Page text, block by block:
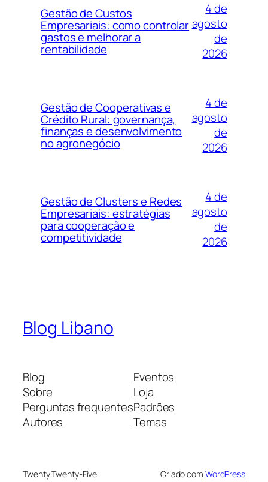
Gestão de Custos
Empresariais: como controlar
gastos e melhorar a
rentabilidade
4 de
agosto
de
2026
Gestão de Cooperativas e
Crédito Rural: governança,
finanças e desenvolvimento
no agronegócio
4 de
agosto
de
2026
Gestão de Clusters e Redes
Empresariais: estratégias
para cooperação e
competitividade
4 de
agosto
de
2026
Blog Libano
Blog
Sobre
Perguntas frequentes
Autores
Eventos
Loja
Padrões
Temas
Twenty Twenty-Five Criado com WordPress